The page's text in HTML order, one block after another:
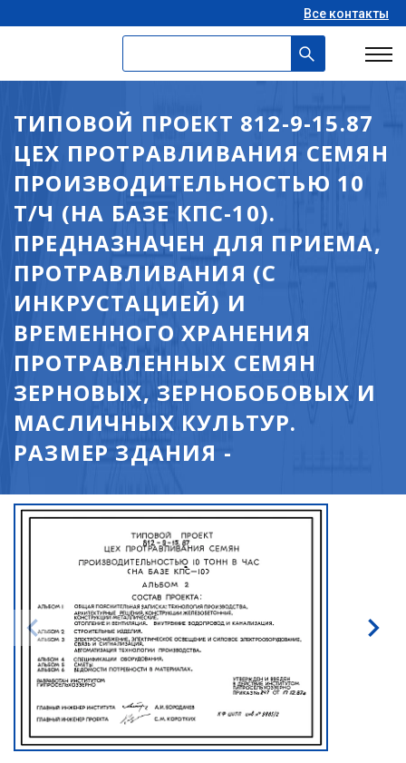
Все контакты
ТИПОВОЙ ПРОЕКТ 812-9-15.87
ЦЕХ ПРОТРАВЛИВАНИЯ СЕМЯН
ПРОИЗВОДИТЕЛЬНОСТЬЮ 10
Т/Ч (НА БАЗЕ КПС-10).
ПРЕДНАЗНАЧЕН ДЛЯ ПРИЕМА,
ПРОТРАВЛИВАНИЯ (С
ИНКРУСТАЦИЕЙ) И
ВРЕМЕННОГО ХРАНЕНИЯ
ПРОТРАВЛЕННЫХ СЕМЯН
ЗЕРНОВЫХ, ЗЕРНОБОБОВЫХ И
МАСЛИЧНЫХ КУЛЬТУР.
РАЗМЕР ЗДАНИЯ -